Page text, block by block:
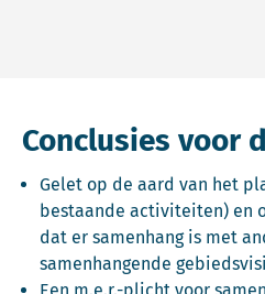
Conclusies voor
Gelet op de aard van het
bestaande activiteiten) en
dat er samenhang is met
samenhangende